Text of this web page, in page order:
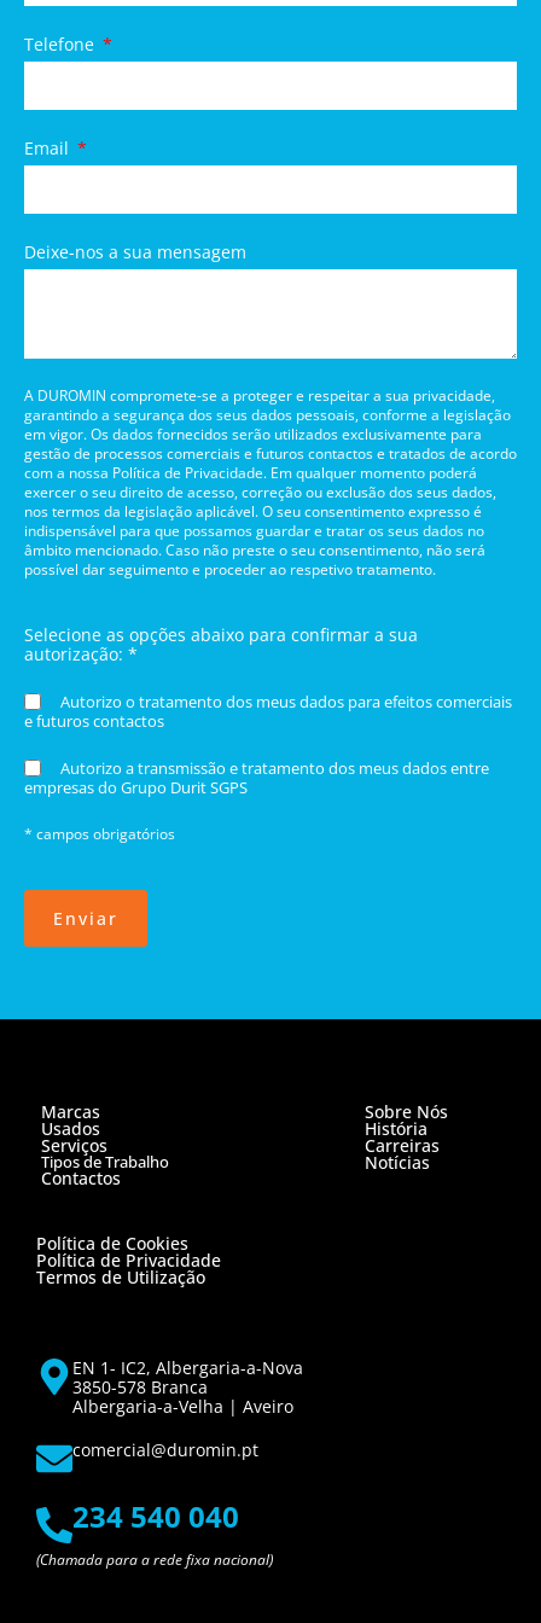
Telefone
Email
Deixe-nos a sua mensagem
A DUROMIN compromete-se a proteger e respeitar a sua privacidade,
garantindo a segurança dos seus dados pessoais, conforme a legislação
em vigor. Os dados fornecidos serão utilizados exclusivamente para
gestão de processos comerciais e futuros contactos e tratados de acordo
com a nossa Política de Privacidade. Em qualquer momento poderá
exercer o seu direito de acesso, correção ou exclusão dos seus dados,
nos termos da legislação aplicável. O seu consentimento expresso é
indispensável para que possamos guardar e tratar os seus dados no
âmbito mencionado. Caso não preste o seu consentimento, não será
possível dar seguimento e proceder ao respetivo tratamento.
Selecione as opções abaixo para confirmar a sua
autorização: *
Autorizo o tratamento dos meus dados para efeitos comerciais
e futuros contactos
Autorizo a transmissão e tratamento dos meus dados entre
empresas do Grupo Durit SGPS
* campos obrigatórios
Enviar
Marcas
Usados
Serviços
Tipos de Trabalho
Contactos
Sobre Nós
História
Carreiras
Notícias
Política de Cookies
Política de Privacidade
Termos de Utilização
EN 1- IC2, Albergaria-a-Nova
3850-578 Branca
Albergaria-a-Velha | Aveiro
comercial@duromin.pt
234 540 040
(Chamada para a rede fixa nacional)